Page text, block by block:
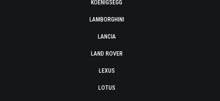
KOENIGSEGG
LAMBORGHINI
LANCIA
LAND ROVER
LEXUS
LOTUS